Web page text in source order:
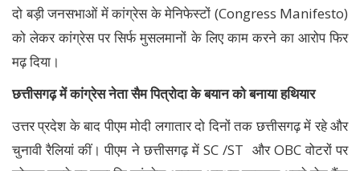
दो बड़ी जनसभाओं में कांग्रेस के मेनिफेस्टों (Congress Manifesto)
को लेकर कांग्रेस पर सिर्फ मुसलमानों के लिए काम करने का आरोप फिर
मढ़ दिया।
छत्तीसगढ़ में कांग्रेस नेता सैम पित्रोदा के बयान को बनाया हथियार
उत्तर प्रदेश के बाद पीएम मोदी लगातार दो दिनों तक छत्तीसगढ़ में रहे और
चुनावी रैलियां कीं। पीएम ने छत्तीसगढ़ में SC /ST और OBC वोटरों पर